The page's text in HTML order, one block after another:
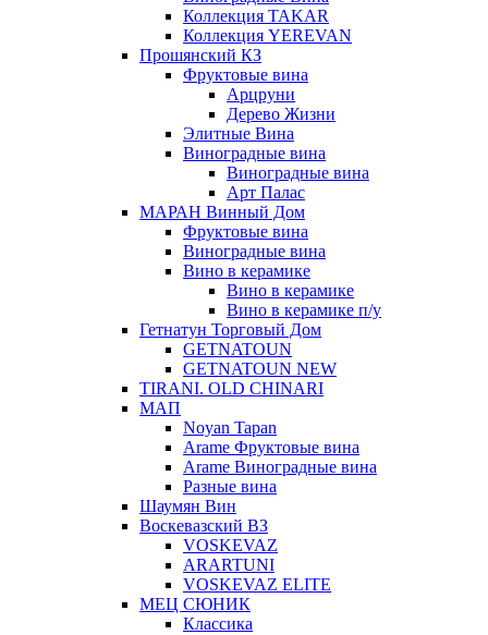
Коллекция TAKAR
Коллекция YEREVAN
Прошянский КЗ
Фруктовые вина
Арцруни
Дерево Жизни
Элитные Вина
Виноградные вина
Виноградные вина
Арт Палас
МАРАН Винный Дом
Фруктовые вина
Виноградные вина
Вино в керамике
Вино в керамике
Вино в керамике п/у
Гетнатун Торговый Дом
GETNATOUN
GETNATOUN NEW
TIRANI. OLD CHINARI
МАП
Noyan Tapan
Arame Фруктовые вина
Arame Виноградные вина
Разные вина
Шаумян Вин
Воскевазский ВЗ
VOSKEVAZ
ARARTUNI
VOSKEVAZ ELITE
МЕЦ СЮНИК
Классика